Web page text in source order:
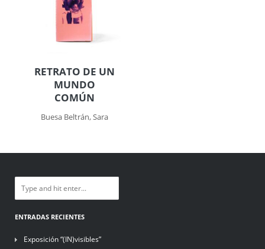
RETRATO DE UN
MUNDO
COMÚN
Buesa Beltrán, Sara
ENTRADAS RECIENTES
Exposición “(IN)visibles”